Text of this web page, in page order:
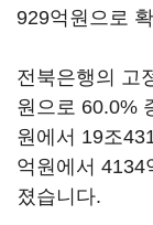
929억원으로
전북은행의 고
원으로 60.0%
원에서 19조
억원에서 4134
졌습니다.